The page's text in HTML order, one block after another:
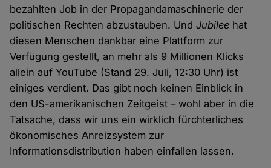
bezahlten Job in der Propagandamaschinerie der
politischen Rechten abzustauben. UndJubilee hat
diesen Menschen dankbar eine Plattform zur
Verfügung gestellt, an mehr als 9 Millionen Klicks
allein auf YouTube (Stand 29. Juli, 12:30 Uhr) ist
einiges verdient. Das gibt noch keinen Einblick in
den US-amerikanischen Zeitgeist – wohl aber in die
Tatsache, dass wir uns ein wirklich fürchterliches
ökonomisches Anreizsystem zur
Informationsdistribution haben einfallen lassen.